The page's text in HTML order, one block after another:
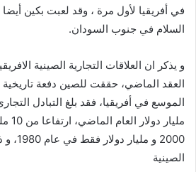
في أفريقيا لأول مرة ، وقد لعبت بكين
السلام في جنوب السودان.
و يذكر ان العلاقات التجارية الصينية
العقد الماضي، حققت للصين دفعة تاريخية
2000 و
الصينية